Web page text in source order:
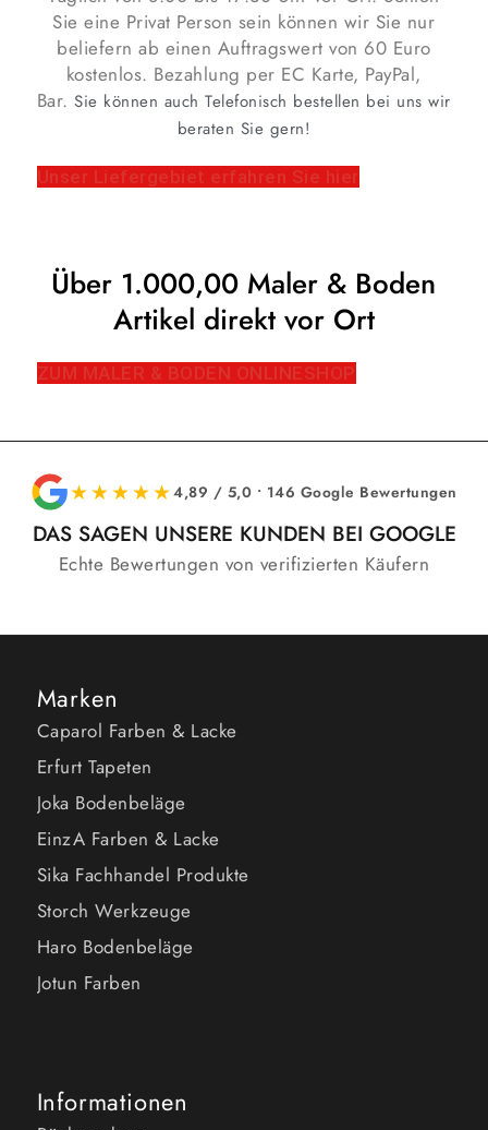
Sie eine Privat Person sein können wir Sie nur
beliefern ab einen Auftragswert von 60 Euro
kostenlos. Bezahlung per EC Karte, PayPal,
Bar.Sie können auch Telefonisch bestellen bei uns wir
beraten Sie gern!
Unser Liefergebiet erfahren Sie hier
Über 1.000,00 Maler & Boden
Artikel direkt vor Ort
ZUM MALER & BODEN ONLINESHOP
★★★★★4,89 / 5,0 • 146 Google Bewertungen
DAS SAGEN UNSERE KUNDEN BEI GOOGLE
Echte Bewertungen von verifizierten Käufern
Marken
Caparol Farben & Lacke
Erfurt Tapeten
Joka Bodenbeläge
EinzA Farben & Lacke
Sika Fachhandel Produkte
Storch Werkzeuge
Haro Bodenbeläge
Jotun Farben
Informationen